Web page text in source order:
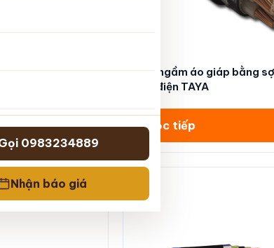
0983234889
Nhận báo giá
giáp sợi nhôm-
TAYA
Cáp ngầm áo giáp bằng
cáp điện TAYA
Đọc tiếp